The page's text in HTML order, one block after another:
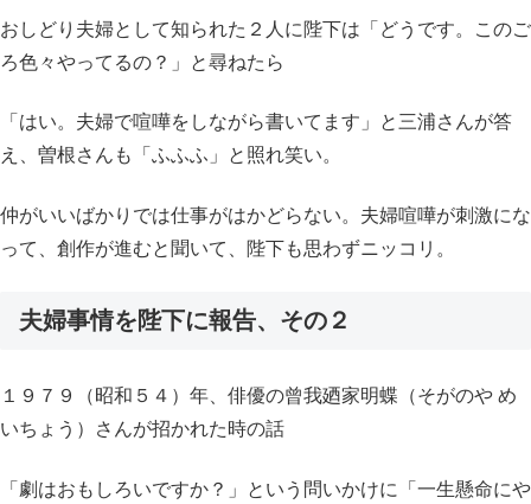
おしどり夫婦として知られた２人に陛下は「どうです。このご
ろ色々やってるの？」と尋ねたら
「はい。夫婦で喧嘩をしながら書いてます」と三浦さんが答
え、曽根さんも「ふふふ」と照れ笑い。
仲がいいばかりでは仕事がはかどらない。夫婦喧嘩が刺激にな
って、創作が進むと聞いて、陛下も思わずニッコリ。
夫婦事情を陛下に報告、その２
１９７９（昭和５４）年、俳優の曾我廼家明蝶（そがのや め
いちょう）さんが招かれた時の話
「劇はおもしろいですか？」という問いかけに「一生懸命にや